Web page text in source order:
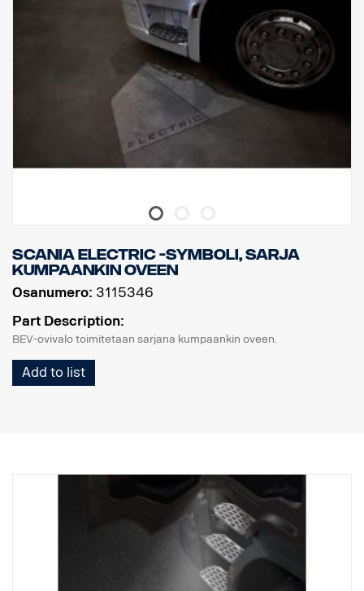
Scania ELECTRIC -symboli, sarja
kumpaankin oveen
Osanumero: 3115346
Part Description:
BEV-ovivalo toimitetaan sarjana kumpaankin oveen.
Add to list